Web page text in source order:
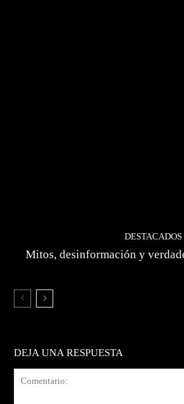
DESTACADOS
Mitos, desinformación y
DEJA UNA RESPUESTA